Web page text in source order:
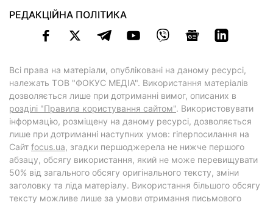
РЕДАКЦІЙНА ПОЛІТИКА
Всі права на матеріали, опубліковані на даному ресурсі,
належать ТОВ "ФОКУС МЕДІА". Використання матеріалів
дозволяється лише при дотриманні вимог, описаних в
розділі "Правила користування сайтом". Використовувати
інформацію, розміщену на даному ресурсі, дозволяється
лише при дотриманні наступних умов: гіперпосилання на
Cайт focus.ua, згадки першоджерела не нижче першого
абзацу, обсягу використання, який не може перевищувати
50% від загального обсягу оригінального тексту, зміни
заголовку та ліда матеріалу. Використання більшого обсягу
тексту можливе лише за умови отримання письмового